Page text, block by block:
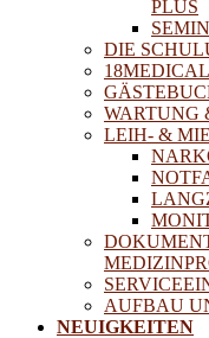
PLUS
DIE
WARTUNG
LEIH- &
AUFBAU
NEUIGKEITEN